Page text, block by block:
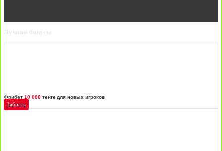
Лучшие бонусы
Фрибет 10 000 тенге для новых игроков
Забрать